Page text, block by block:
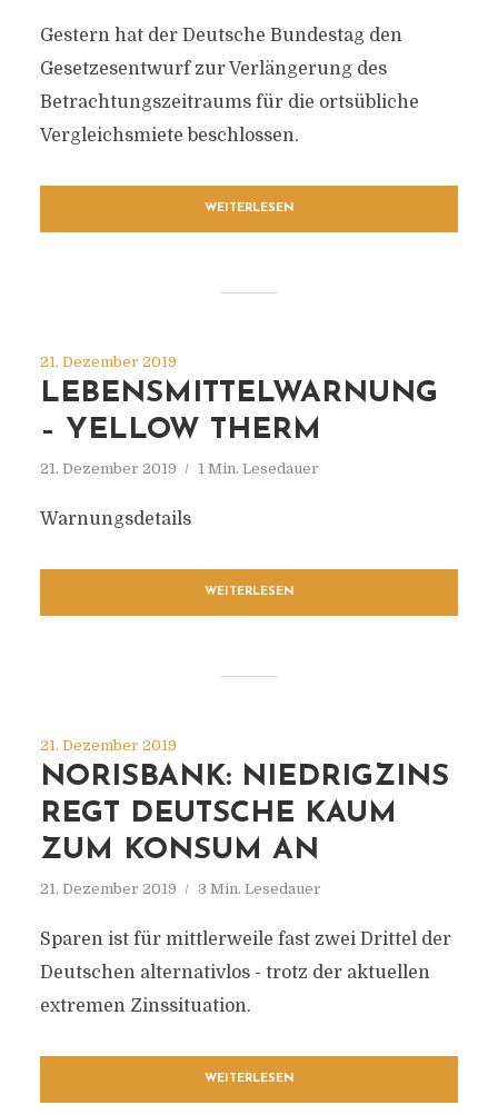
Gestern hat der Deutsche Bundestag den
Gesetzesentwurf zur Verlängerung des
Betrachtungszeitraums für die ortsübliche
Vergleichsmiete beschlossen.
WEITERLESEN
21. Dezember 2019
LEBENSMITTELWARNUNG
– YELLOW THERM
21. Dezember 2019 1 Min. Lesedauer
Warnungsdetails
WEITERLESEN
21. Dezember 2019
NORISBANK: NIEDRIGZINS
REGT DEUTSCHE KAUM
ZUM KONSUM AN
21. Dezember 2019 3 Min. Lesedauer
Sparen ist für mittlerweile fast zwei Drittel der
Deutschen alternativlos - trotz der aktuellen
extremen Zinssituation.
WEITERLESEN